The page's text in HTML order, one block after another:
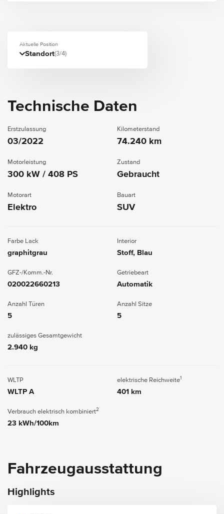
Aktuelle Position
Standort(3/4)
Technische Daten
Erstzulassung
03/2022
Kilometerstand
74.240 km
Motorleistung
300 kW / 408 PS
Zustand
Gebraucht
Motorart
Elektro
Bauart
SUV
Farbe Lack
graphitgrau
Interior
Stoff, Blau
GFZ-/Komm.-Nr.
020022660213
Getriebeart
Automatik
Anzahl Türen
5
Anzahl Sitze
5
zulässiges Gesamtgewicht
2.940 kg
WLTP
WLTP A
elektrische Reichweite1
401 km
Verbrauch elektrisch kombiniert2
23 kWh/100km
Fahrzeugausstattung
Highlights